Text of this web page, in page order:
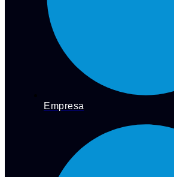
Empresa